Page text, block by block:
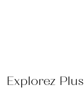
Explorez Plus